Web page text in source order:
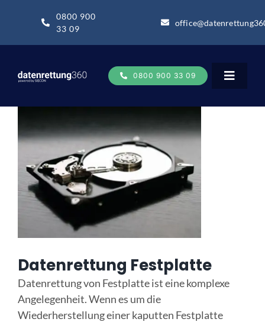
0800 900
33 09
0800 900 33 09
Toggle
Datenrettung
Datenrettung-Wissen
Über uns
Online Sofort Analyse
Datenrettung Festplatte
Datenrettung von Festplatte ist eine komplexe
Angelegenheit. Wenn es um die
Wiederherstellung einer kaputten Festplatte